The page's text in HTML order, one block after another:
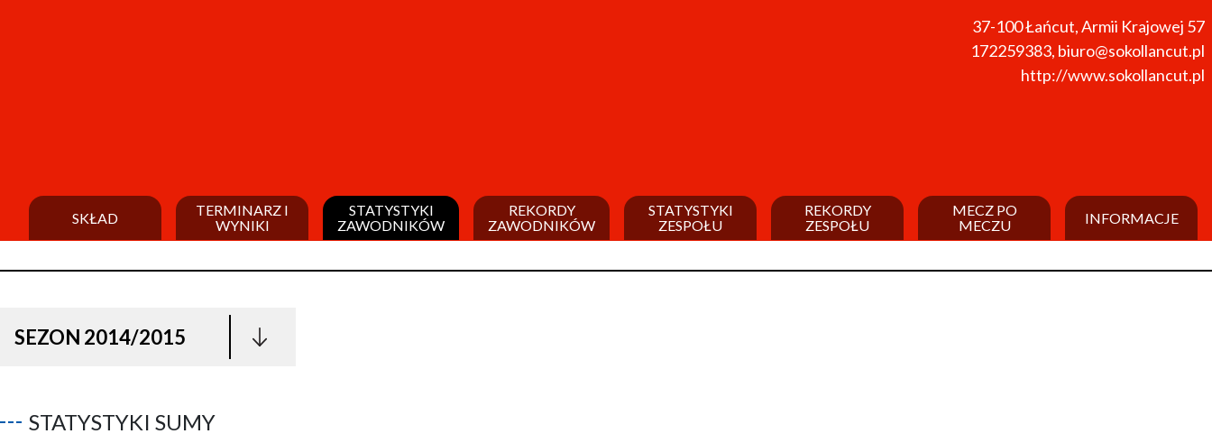
37-100Łańcut,Armii Krajowej 57
172259383, biuro@sokollancut.pl
http://www.sokollancut.pl
SKŁAD
TERMINARZ I
WYNIKI
STATYSTYKI
ZAWODNIKÓW
REKORDY
ZAWODNIKÓW
STATYSTYKI
ZESPOŁU
REKORDY
ZESPOŁU
MECZ PO
MECZU
INFORMACJE
SEZON 2014/2015
STATYSTYKI SUMY